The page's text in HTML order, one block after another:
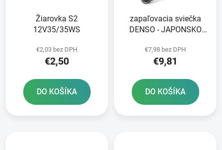
Žiarovka S2
12V35/35WS
€2,03 bez DPH
€2,50
DO KOŠÍKA
zapaľovacia sviečka
DENSO - JAPONSKO
€7,98 bez DPH
€9,81
DO KOŠÍKA